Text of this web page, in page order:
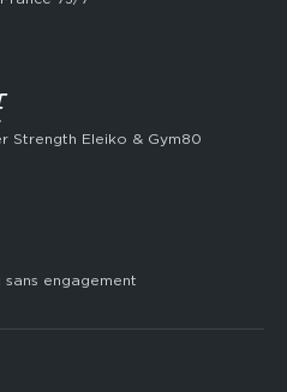
Strength Eleiko & Gym80
engagement